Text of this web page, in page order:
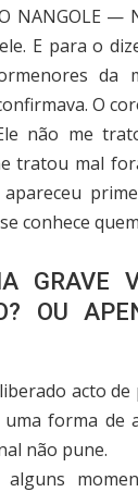
NANGOLE
E para o
da
O
não me
tratou mal
conhece
GRAVE
OU
acto
forma de
não pune.